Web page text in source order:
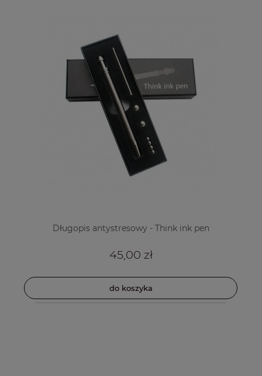
Długopis antystresowy - Think ink pen
45,00 zł
do koszyka